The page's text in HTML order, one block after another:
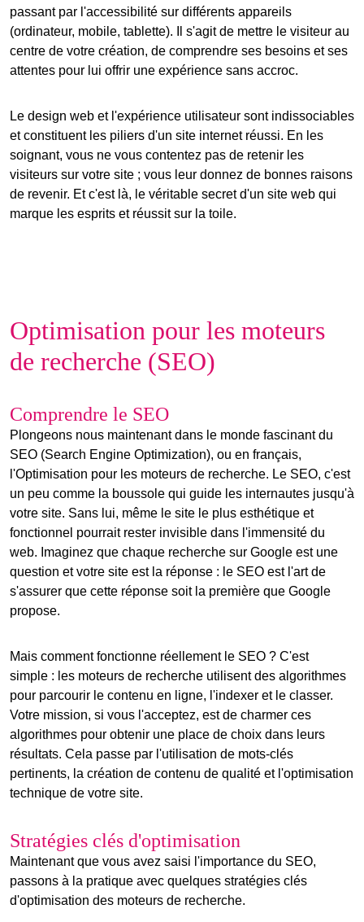
passant par l'accessibilité sur différents appareils
(ordinateur, mobile, tablette). Il s'agit de mettre le visiteur au
centre de votre création, de comprendre ses besoins et ses
attentes pour lui offrir une expérience sans accroc.
Le design web et l'expérience utilisateur sont indissociables
et constituent les piliers d'un site internet réussi. En les
soignant, vous ne vous contentez pas de retenir les
visiteurs sur votre site ; vous leur donnez de bonnes raisons
de revenir. Et c'est là, le véritable secret d'un site web qui
marque les esprits et réussit sur la toile.
Optimisation pour les moteurs
de recherche (SEO)
Comprendre le SEO
Plongeons nous maintenant dans le monde fascinant du
SEO (Search Engine Optimization), ou en français,
l'Optimisation pour les moteurs de recherche. Le SEO, c'est
un peu comme la boussole qui guide les internautes jusqu'à
votre site. Sans lui, même le site le plus esthétique et
fonctionnel pourrait rester invisible dans l'immensité du
web. Imaginez que chaque recherche sur Google est une
question et votre site est la réponse : le SEO est l'art de
s'assurer que cette réponse soit la première que Google
propose.
Mais comment fonctionne réellement le SEO ? C'est
simple : les moteurs de recherche utilisent des algorithmes
pour parcourir le contenu en ligne, l'indexer et le classer.
Votre mission, si vous l'acceptez, est de charmer ces
algorithmes pour obtenir une place de choix dans leurs
résultats. Cela passe par l'utilisation de mots-clés
pertinents, la création de contenu de qualité et l'optimisation
technique de votre site.
Stratégies clés d'optimisation
Maintenant que vous avez saisi l'importance du SEO,
passons à la pratique avec quelques stratégies clés
d'optimisation des moteurs de recherche.